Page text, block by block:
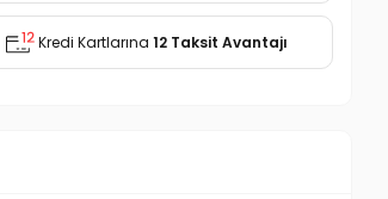
Kredi Kartlarına 12 Taksit Avantajı